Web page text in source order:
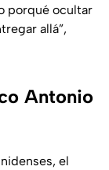
porqué ocultar
allá”,
Antonio
el